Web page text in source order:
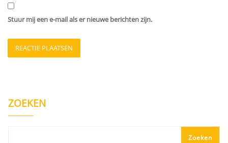
Stuur mij een e-mail als er nieuwe berichten zijn.
ZOEKEN
Zoeken